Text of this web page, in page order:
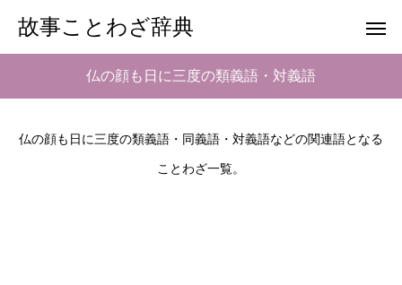
故事ことわざ辞典
仏の顔も日に三度の類義語・対義語
仏の顔も日に三度の類義語・同義語・対義語などの関連語となる
ことわざ一覧。